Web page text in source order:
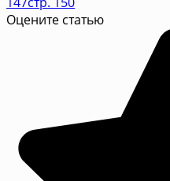
Оцените статью